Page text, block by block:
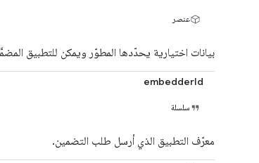
عنصر
بيانات اختيارية يحدّدها المطوّر ويمكن للتطبيق
embedderId
سلسلة
معرّف التطبيق الذي أرسل طلب التضمين.